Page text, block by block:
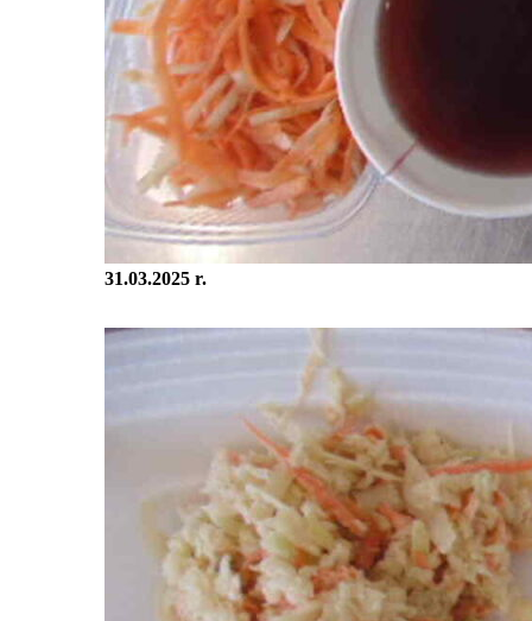
31.03.2025 r.